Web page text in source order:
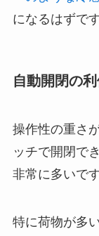
になるはずです
自動開閉の
操作性の重さ
ッチで開閉で
非常に多いです
特に荷物が多